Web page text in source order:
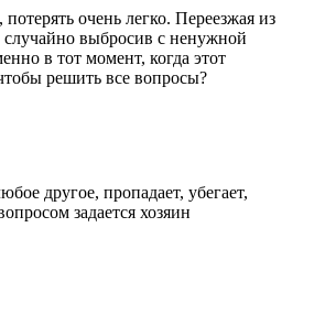
очень легко. Переезжая из
выбросив с ненужной
в тот момент, когда этот
решить все вопросы?
другое, пропадает, убегает,
задается хозяин